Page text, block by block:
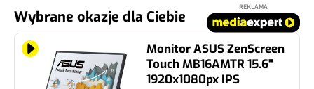
Wybrane okazje dla Ciebie
REKLAMA
Monitor ASUS ZenScreen
Touch MB16AMTR 15.6"
1920x1080px IPS